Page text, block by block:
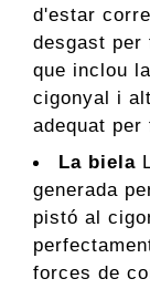
d'estar
desgast
que inclou
cigonyal i
adequat
La biela
generada
pistó al
forces de